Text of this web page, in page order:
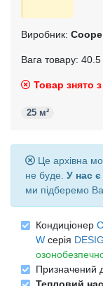
Виробник:
Вага товару: 40.5
Товар знято
25 м²
Це архівна
не буде. У нас є
ми підберемо
Кондиціонер
W серія
Призначений
Тепловий